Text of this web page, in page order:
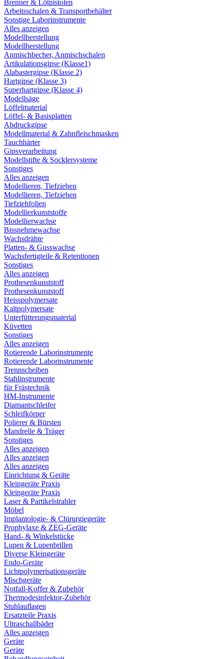
Brenner & Lötpistolen
Arbeitsschalen & Transportbehälter
Sonstige Laborinstrumente
Alles anzeigen
Modellherstellung
Modellherstellung
Anmischbecher, Anmischschalen
Artikulationsgipse (Klasse1)
Alabastergipse (Klasse 2)
Hartgipse (Klasse 3)
Superhartgipse (Klasse 4)
Modellsäge
Löffelmaterial
Löffel- & Basisplatten
Abdruckgipse
Modellmaterial & Zahnfleischmasken
Tauchhärter
Gipsverarbeitung
Modellstifte & Socklersysteme
Sonstiges
Alles anzeigen
Modellieren, Tiefziehen
Modellieren, Tiefziehen
Tiefziehfolien
Modellierkunststoffe
Modellierwachse
Bissnehmewachse
Wachsdrähte
Platten- & Gusswachse
Wachsfertigteile & Retentionen
Sonstiges
Alles anzeigen
Prothesenkunststoff
Prothesenkunststoff
Heisspolymersate
Kaltpolymersate
Unterfütterungsmaterial
Küvetten
Sonstiges
Alles anzeigen
Rotierende Laborinstrumente
Rotierende Laborinstrumente
Trennscheiben
Stahlinstrumente
für Frästechnik
HM-Instrumente
Diamantschleifer
Schleifkörper
Polierer & Bürsten
Mandrelle & Träger
Sonstiges
Alles anzeigen
Alles anzeigen
Alles anzeigen
Einrichtung & Geräte
Kleingeräte Praxis
Kleingeräte Praxis
Laser & Partikelstrahler
Möbel
Implantologie- & Chirurgiegeräte
Prophylaxe & ZEG-Geräte
Hand- & Winkelstücke
Lupen & Lupenbrillen
Diverse Kleingeräte
Endo-Geräte
Lichtpolymerisationsgeräte
Mischgeräte
Notfall-Koffer & Zubehör
Thermodesinfektor-Zubehör
Stuhlauflagen
Ersatzteile Praxis
Ultraschallbäder
Alles anzeigen
Geräte
Geräte